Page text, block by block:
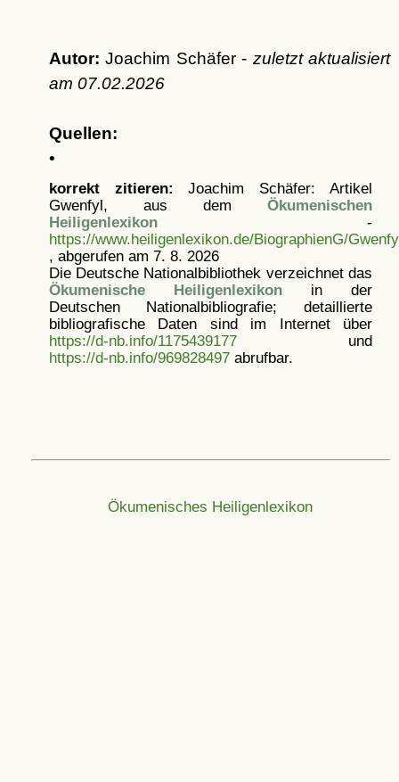
Autor: Joachim Schäfer - zuletzt aktualisiert
am 07.02.2026
Quellen:
•
korrekt zitieren: Joachim Schäfer: Artikel
Gwenfyl, aus dem Ökumenischen
Heiligenlexikon-
https://www.heiligenlexikon.de/BiographienG/
, abgerufen am 7. 8. 2026
Die Deutsche Nationalbibliothek verzeichnet das
Ökumenische Heiligenlexikonin der
Deutschen Nationalbibliografie; detaillierte
bibliografische Daten sind im Internet über
https://d-nb.info/1175439177und
https://d-nb.info/969828497abrufbar.
Ökumenisches Heiligenlexikon